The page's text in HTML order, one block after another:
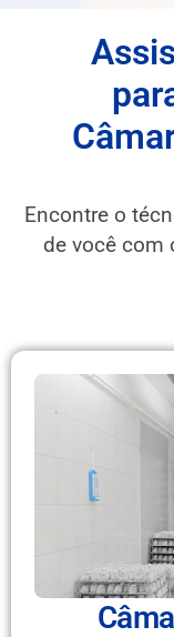
Encontre o
de você com